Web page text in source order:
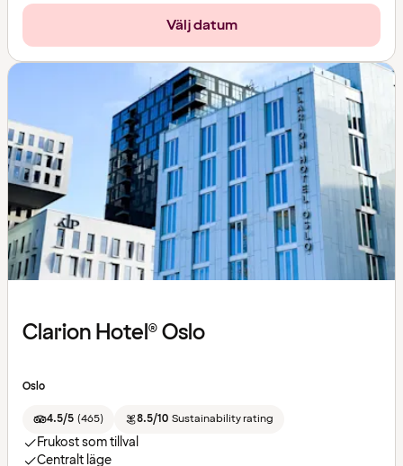
Välj datum
Clarion Hotel® Oslo
Oslo
4.5/5 (465) 8.5/10 Sustainability rating
Frukost som tillval
Centralt läge